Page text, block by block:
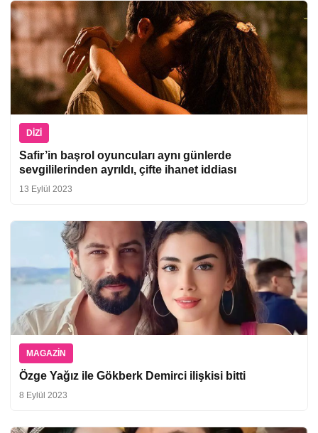
DIZI
Safir’in başrol oyuncuları aynı günlerde
sevgililerinden ayrıldı, çifte ihanet iddiası
13 Eylül 2023
MAGAZIN
Özge Yağız ile Gökberk Demirci ilişkisi bitti
8 Eylül 2023